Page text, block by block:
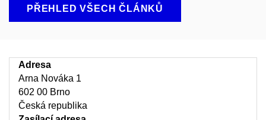
PŘEHLED VŠECH ČLÁNKŮ
Adresa
Arna Nováka 1
602 00 Brno
Česká republika